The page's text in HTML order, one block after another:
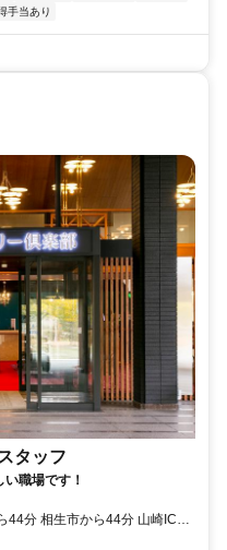
手当あり
タッフ
職場です！
間です。